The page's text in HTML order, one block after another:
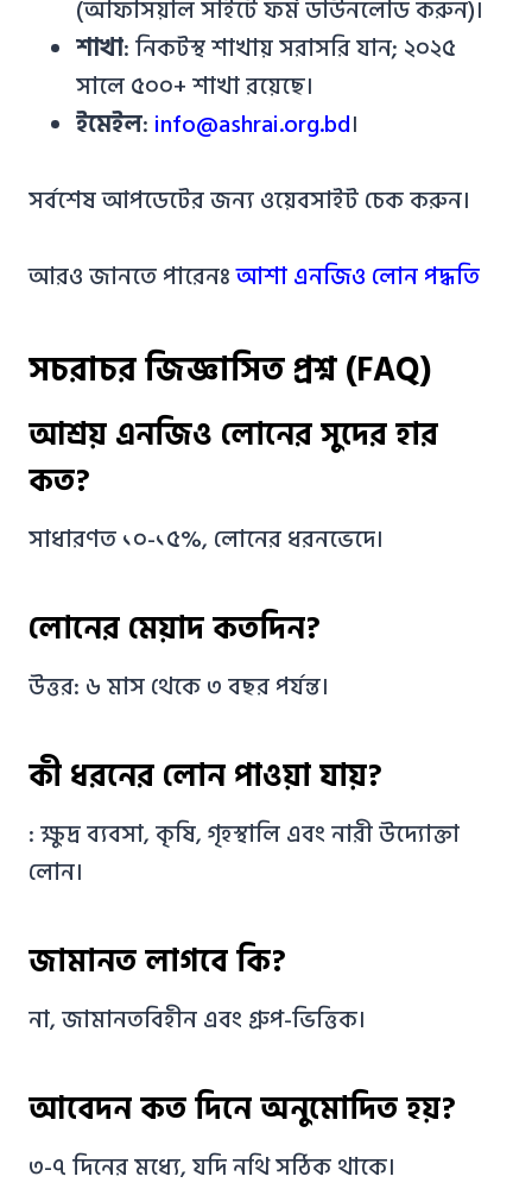
(অফিসিয়াল সাইটে ফর্ম ডাউনলোড করুন)।
শাখা: নিকটস্থ শাখায় সরাসরি যান; ২০২৫
সালে ৫০০+ শাখা রয়েছে।
ইমেইল: info@ashrai.org.bd।
সর্বশেষ আপডেটের জন্য ওয়েবসাইট চেক করুন।
আরও জানতে পারেনঃআশা এনজিও লোন পদ্ধতি
সচরাচর জিজ্ঞাসিত প্রশ্ন (FAQ)
আশ্রয় এনজিও লোনের সুদের হার
কত?
সাধারণত ১০-১৫%, লোনের ধরনভেদে।
লোনের মেয়াদ কতদিন?
উত্তর: ৬ মাস থেকে ৩ বছর পর্যন্ত।
কী ধরনের লোন পাওয়া যায়?
: ক্ষুদ্র ব্যবসা, কৃষি, গৃহস্থালি এবং নারী উদ্যোক্তা
লোন।
জামানত লাগবে কি?
না, জামানতবিহীন এবং গ্রুপ-ভিত্তিক।
আবেদন কত দিনে অনুমোদিত হয়?
৩-৭ দিনের মধ্যে, যদি নথি সঠিক থাকে।